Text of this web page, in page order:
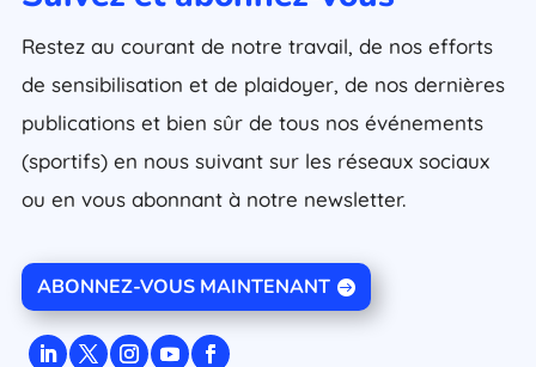
Restez au courant de notre travail, de nos efforts
de sensibilisation et de plaidoyer, de nos dernières
publications et bien sûr de tous nos événements
(sportifs) en nous suivant sur les réseaux sociaux
ou en vous abonnant à notre newsletter.
ABONNEZ-VOUS MAINTENANT